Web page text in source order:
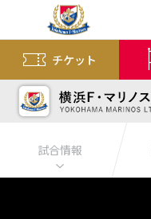
チケット
試合情報